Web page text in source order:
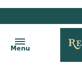
Menu